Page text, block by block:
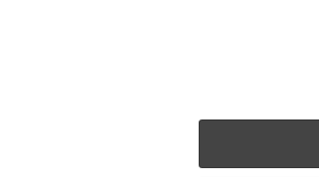
Elektronikzubehör +